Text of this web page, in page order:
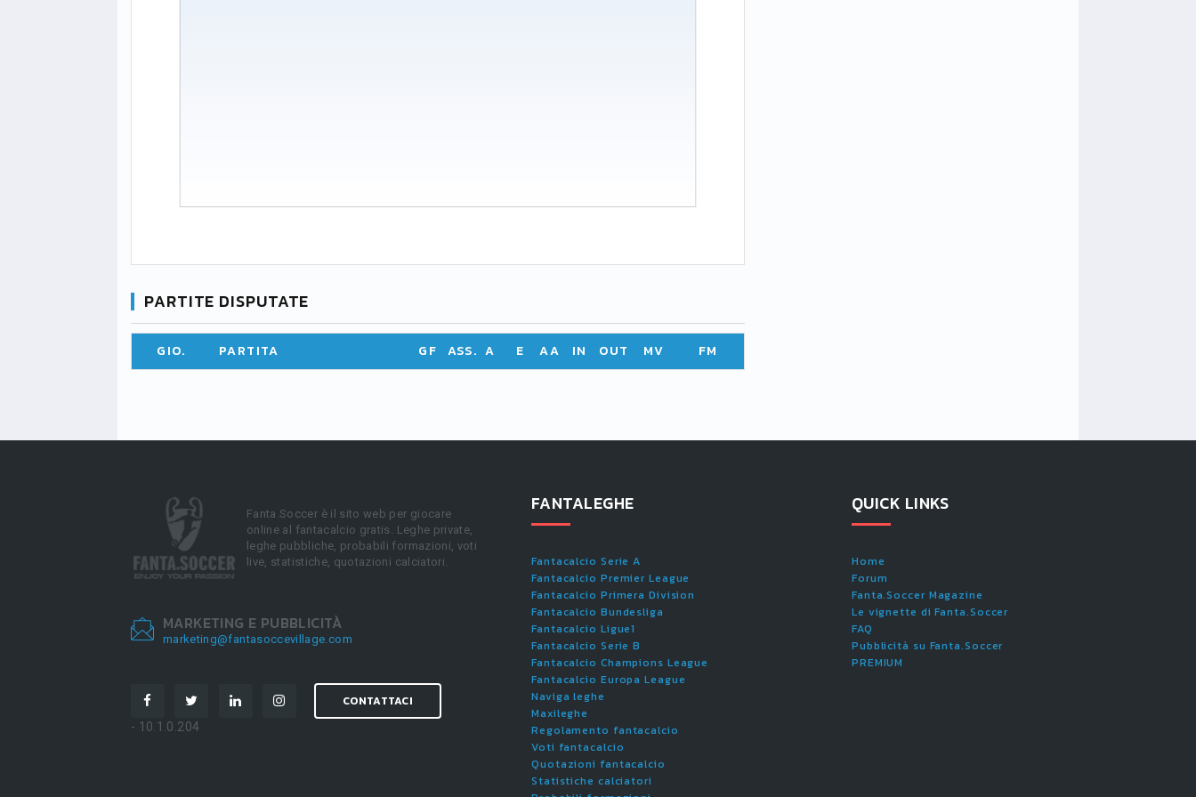
PARTITE DISPUTATE
GIO. PARTITA GF ASS. A E AA IN OUT MV FM
Fanta.Soccer è il sito web per giocare
online al fantacalcio gratis. Leghe private,
leghe pubbliche, probabili formazioni, voti
live, statistiche, quotazioni calciatori.
MARKETING E PUBBLICITÀ
marketing@fantasoccevillage.com
CONTATTACI
- 10.1.0.204
FANTALEGHE
Fantacalcio Serie A
Fantacalcio Premier League
Fantacalcio Primera Division
Fantacalcio Bundesliga
Fantacalcio Ligue1
Fantacalcio Serie B
Fantacalcio Champions League
Fantacalcio Europa League
Naviga leghe
Maxileghe
Regolamento fantacalcio
Voti fantacalcio
Quotazioni fantacalcio
Statistiche calciatori
QUICK LINKS
Home
Forum
Fanta.Soccer Magazine
Le vignette di Fanta.Soccer
FAQ
Pubblicità su Fanta.Soccer
PREMIUM